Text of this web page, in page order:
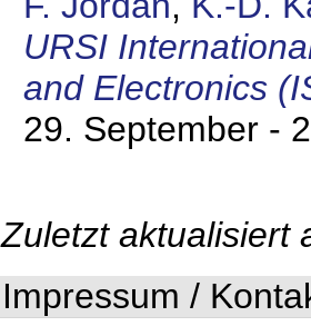
URSI
and Electronics
29. September -
Zuletzt aktualisiert
Impressum /